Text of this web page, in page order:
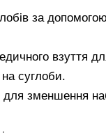
за
взуття
суглоби.
зменшення